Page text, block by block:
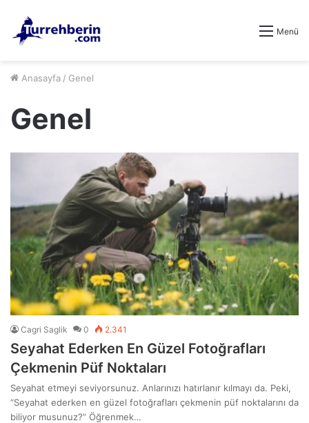
Menü
Anasayfa / Genel
Genel
Cagri Saglik 0 2.341
Seyahat Ederken En Güzel Fotoğrafları
Çekmenin Püf Noktaları
Seyahat etmeyi seviyorsunuz. Anlarınızı hatırlanır kılmayı da. Peki,
“Seyahat ederken en güzel fotoğrafları çekmenin püf noktalarını da
biliyor musunuz?” Öğrenmek…